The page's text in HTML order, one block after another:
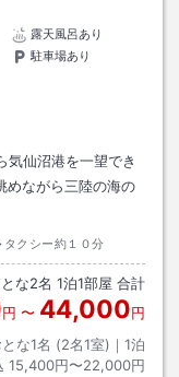
露天風呂あり
駐車場あり
気仙沼港を一望でき
めながら三陸の海の
クシー約１０分
な2名 1泊1部屋 合計
円 〜 44,000円
とな1名 (2名1室)｜ 1泊
15,400円〜22,000円